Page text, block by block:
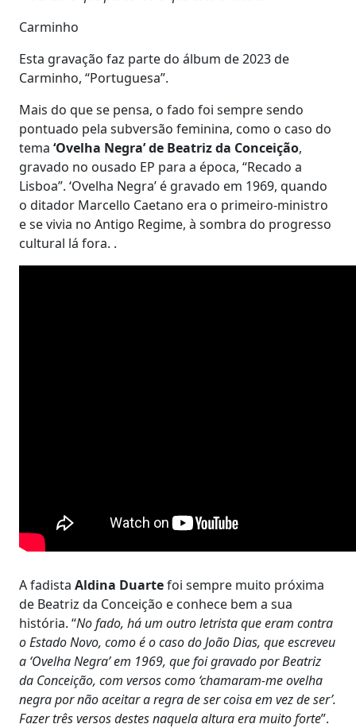
Carminho
Esta gravação faz parte do álbum de 2023 de
Carminho, “Portuguesa”.
Mais do que se pensa, o fado foi sempre sendo
pontuado pela subversão feminina, como o caso do
tema ‘Ovelha Negra’ de Beatriz da Conceição,
gravado no ousado EP para a época, “Recado a
Lisboa”. ‘Ovelha Negra’ é gravado em 1969, quando
o ditador Marcello Caetano era o primeiro-ministro
e se vivia no Antigo Regime, à sombra do progresso
cultural lá fora. .
A fadista Aldina Duartefoi sempre muito próxima
de Beatriz da Conceição e conhece bem a sua
história. “No fado, há um outro letrista que eram contra
o Estado Novo, como é o caso do João Dias, que escreveu
a ‘Ovelha Negra’ em 1969, que foi gravado por Beatriz
da Conceição, com versos como ‘chamaram-me ovelha
negra por não aceitar a regra de ser coisa em vez de ser’.
Fazer três versos destes naquela altura era muito forte”.